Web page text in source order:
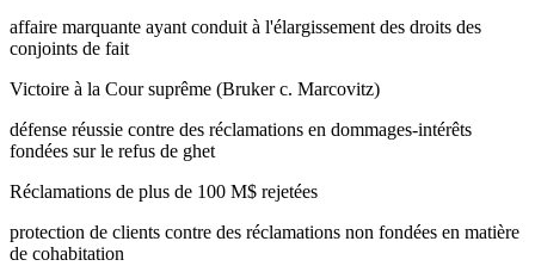
affaire marquante ayant conduit à l'élargissement des droits des
conjoints de fait
Victoire à la Cour suprême (Bruker c. Marcovitz)
défense réussie contre des réclamations en dommages-intérêts
fondées sur le refus de ghet
Réclamations de plus de 100 M$ rejetées
protection de clients contre des réclamations non fondées en matière
de cohabitation